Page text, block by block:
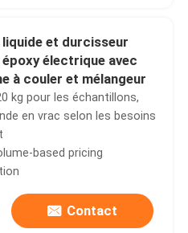
liquide et durcisseur
époxy électrique avec
à couler et mélangeur
kg pour les échantillons,
en vrac selon les besoins
based pricing
Contact
industrielle